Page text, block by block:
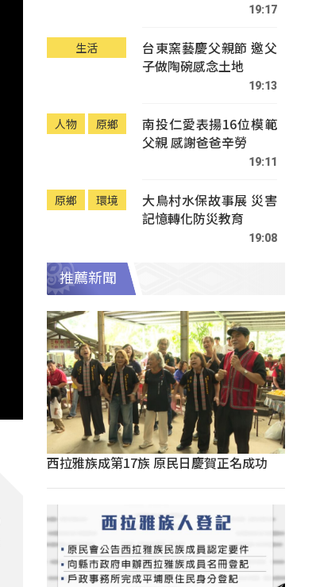
19:17
生活
台東窯藝慶父親節 邀父
子做陶碗感念土地
19:13
人物 原鄉
南投仁愛表揚16位模範
父親 感謝爸爸辛勞
19:11
原鄉 環境
大鳥村水保故事展 災害
記憶轉化防災教育
19:08
推薦新聞
西拉雅族成第17族 原民日慶賀正名成功